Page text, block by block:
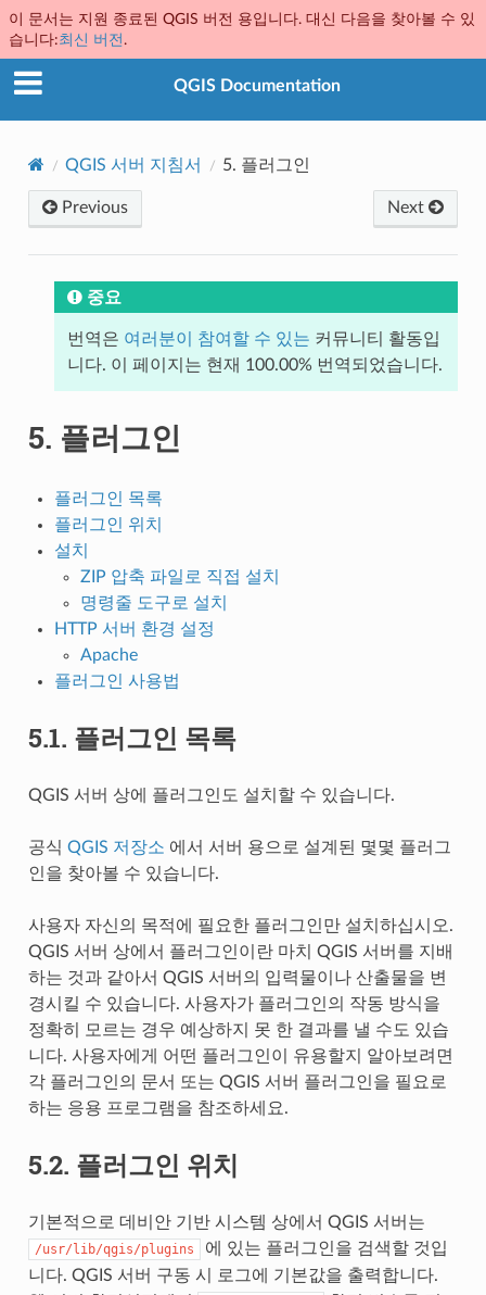
이 문서는 지원 종료된 QGIS 버전 용입니다. 대신 다음을 찾아볼 수 있
습니다:최신 버전 .
QGIS Documentation
QGIS 서버 지침서 5. 플러그인
Previous Next
중요
번역은 여러분이 참여할 수 있는 커뮤니티 활동입
니다. 이 페이지는 현재 100.00% 번역되었습니다.
5. 플러그인
플러그인 목록
플러그인 위치
설치
ZIP 압축 파일로 직접 설치
명령줄 도구로 설치
HTTP 서버 환경 설정
Apache
플러그인 사용법
5.1. 플러그인 목록
QGIS 서버 상에 플러그인도 설치할 수 있습니다.
공식 QGIS 저장소 에서 서버 용으로 설계된 몇몇 플러그
인을 찾아볼 수 있습니다.
사용자 자신의 목적에 필요한 플러그인만 설치하십시오.
QGIS 서버 상에서 플러그인이란 마치 QGIS 서버를 지배
하는 것과 같아서 QGIS 서버의 입력물이나 산출물을 변
경시킬 수 있습니다. 사용자가 플러그인의 작동 방식을
정확히 모르는 경우 예상하지 못 한 결과를 낼 수도 있습
니다. 사용자에게 어떤 플러그인이 유용할지 알아보려면
각 플러그인의 문서 또는 QGIS 서버 플러그인을 필요로
하는 응용 프로그램을 참조하세요.
5.2. 플러그인 위치
기본적으로 데비안 기반 시스템 상에서 QGIS 서버는
/usr/lib/qgis/plugins
에 있는 플러그인을 검색할 것입
니다. QGIS 서버 구동 시 로그에 기본값을 출력합니다.